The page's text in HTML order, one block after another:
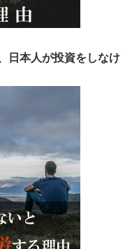
日本人が投資をしなけ